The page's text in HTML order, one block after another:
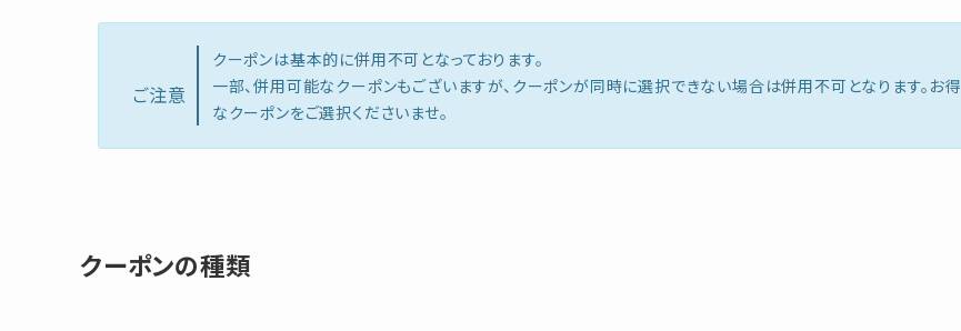
ご注意
クーポンは基本的に併用不可となっております。
一部、併用可能なクーポンもございますが、クーポンが同時に選択できない場合は併用不可となります。お得
なクーポンをご選択くださいませ。
クーポンの種類